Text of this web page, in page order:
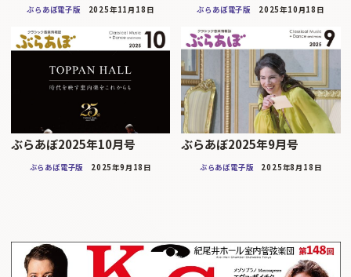
ぶらあぼ電子版 2025年11月18日 ぶらあぼ電子版 2025年10月18日
ぶらあぼ2025年10月号
ぶらあぼ電子版 2025年9月18日
ぶらあぼ2025年9月号
ぶらあぼ電子版 2025年8月18日